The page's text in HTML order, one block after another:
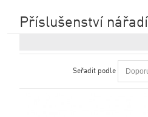
Příslušenství nářadí
Seřadit podle